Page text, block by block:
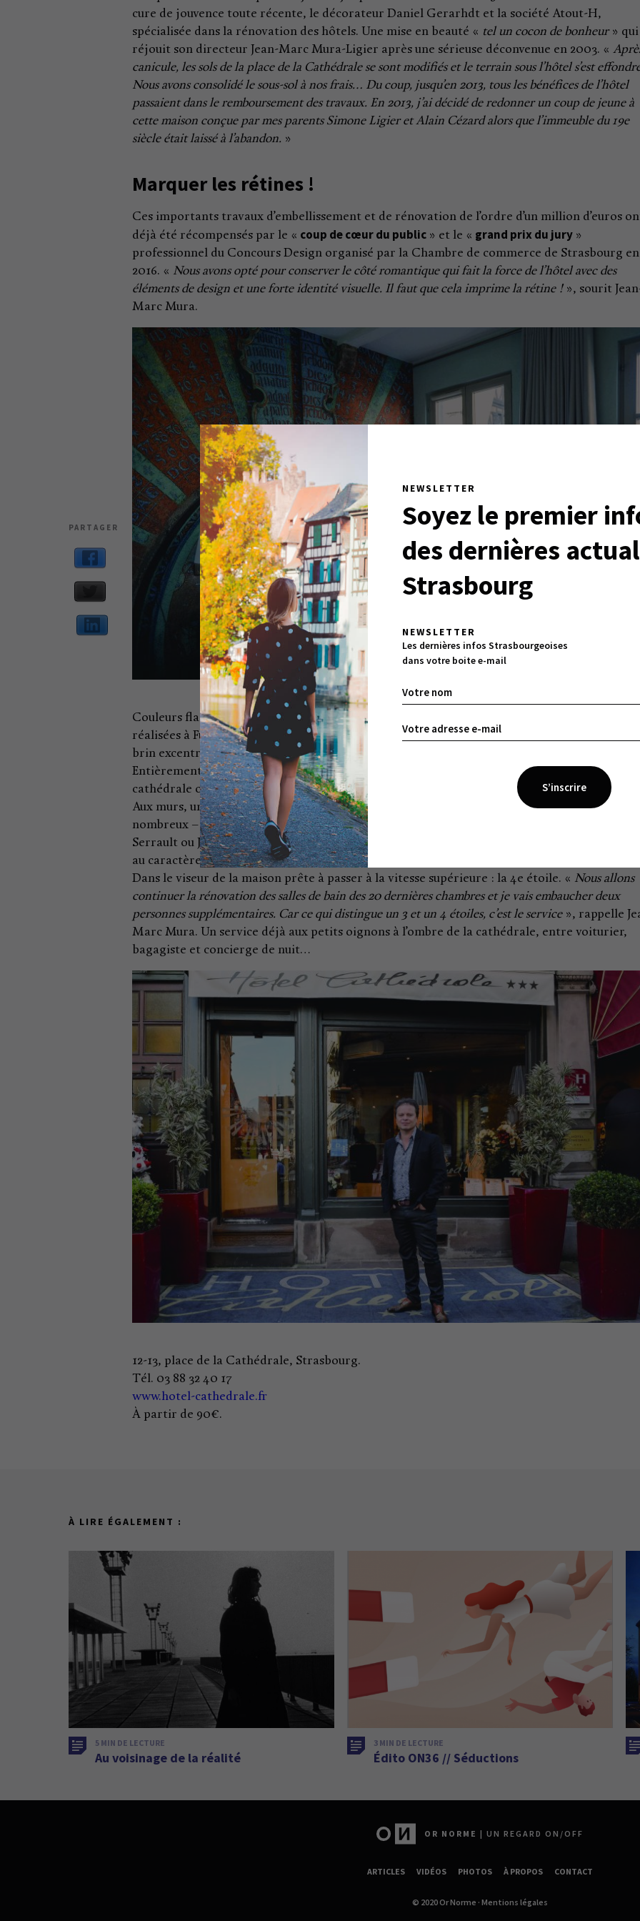
NEWSLETTER
Soyez le premier
des dernières
Strasbourg
NEWSLETTER
Les dernières infos Strasbourgeoises
dans votre boite e-mail
PARTAGER
cure de jouvence toute récente, le décorateur Daniel Gerarhdt et la société Atout-H,
spécialisée dans la rénovation des hôtels. Une mise en beauté « tel un cocon de bonheur » qui
réjouit son directeur Jean-Marc Mura-Ligier après une sérieuse déconvenue en 2003. «
canicule, les sols de la place de la Cathédrale se sont modifiés et le terrain sous l’hôtel s’est
Nous avons consolidé le sous-sol à nos frais… Du coup, jusqu’en 2013, tous les bénéfices de l’hôtel
passaient dans le remboursement des travaux. En 2013, j’ai décidé de redonner un coup de jeune à
cette maison conçue par mes parents Simone Ligier et Alain Cézard alors que l’immeuble du 19e
siècle était laissé à l’abandon. »
Marquer les rétines !
Ces importants travaux d’embellissement et de rénovation de l’ordre d’un million d’euros
déjà été récompensés par le « coup de cœur du public » et le « grand prix du jury »
professionnel du Concours Design organisé par la Chambre de commerce de Strasbourg en
2016. « Nous avons opté pour conserver le côté romantique qui fait la force de l’hôtel avec des
éléments de design et une forte identité visuelle. Il faut que cela imprime la rétine !», sourit
Marc Mura.
Couleurs flashy, fresques murales reprises dans les panneaux de douche, vasques en verrerie
réalisées à Furdenheim… Chacune des 30 chambres déjà rénovées en jette par sa décoration
brin excentrique capable de marquer les esprits et d’emporter dans un univers onirique.
Entièrement rénovée, la salle de petit-déjeuner avec son point de vue idyllique sur la
cathédrale offre un moment de douceur dans des tons gris avec un buffet totalement
Aux murs, une fresque monumentale mais aussi des photos de la cathédrale… ou des –
nombreux – VIP passés par ici. De Juliette Gréco à Michel Drucker en passant par Michel
Serrault ou Jean d’Ormesson, tous ont laissé un mot tendre voire subjugué sur cet hôtel
au caractère bien trempé !
Dans le viseur de la maison prête à passer à la vitesse supérieure : la 4e étoile. « Nous allons
continuer la rénovation des salles de bain des 20 dernières chambres et je vais embaucher deux
personnes supplémentaires. Car ce qui distingue un 3 et un 4 étoiles, c’est le service », rappelle
Marc Mura. Un service déjà aux petits oignons à l’ombre de la cathédrale, entre voiturier,
bagagiste et concierge de nuit…
12-13, place de la Cathédrale, Strasbourg.
Tél. 03 88 32 40 17
www.hotel-cathedrale.fr
À partir de 90€.
À LIRE ÉGALEMENT :
5 MIN DE LECTURE
Au voisinage de la réalité
3 MIN DE LECTURE
Édito ON36 // Séductions
OR NORME | UN REGARD ON/OFF
ARTICLES VIDÉOS PHOTOS À PROPOS CONTACT
© 2020 Or Norme · Mentions légales